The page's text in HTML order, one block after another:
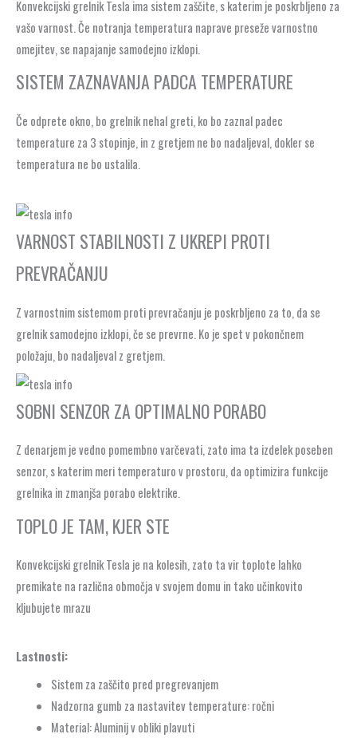
Konvekcijski grelnik Tesla ima sistem zaščite, s katerim je poskrbljeno za
vašo varnost. Če notranja temperatura naprave preseže varnostno
omejitev, se napajanje samodejno izklopi.
SISTEM ZAZNAVANJA PADCA TEMPERATURE
Če odprete okno, bo grelnik nehal greti, ko bo zaznal padec
temperature za 3 stopinje, in z gretjem ne bo nadaljeval, dokler se
temperatura ne bo ustalila.
VARNOST STABILNOSTI Z UKREPI PROTI
PREVRAČANJU
Z varnostnim sistemom proti prevračanju je poskrbljeno za to, da se
grelnik samodejno izklopi, če se prevrne. Ko je spet v pokončnem
položaju, bo nadaljeval z gretjem.
SOBNI SENZOR ZA OPTIMALNO PORABO
Z denarjem je vedno pomembno varčevati, zato ima ta izdelek poseben
senzor, s katerim meri temperaturo v prostoru, da optimizira funkcije
grelnika in zmanjša porabo elektrike.
TOPLO JE TAM, KJER STE
Konvekcijski grelnik Tesla je na kolesih, zato ta vir toplote lahko
premikate na različna območja v svojem domu in tako učinkovito
kljubujete mrazu
Lastnosti:
Sistem za zaščito pred pregrevanjem
Nadzorna gumb za nastavitev temperature: ročni
Material: Aluminij v obliki plavuti